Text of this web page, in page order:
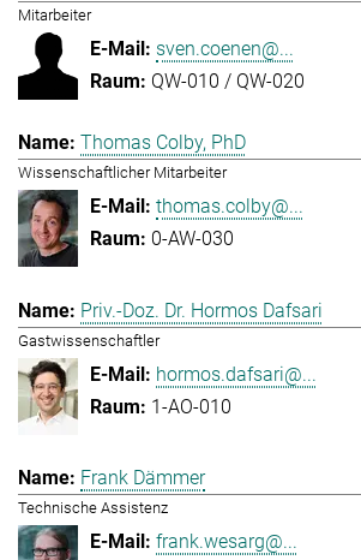
Mitarbeiter
sven.coenen@...
QW-010 / QW-020
Thomas Colby, PhD
Wissenschaftlicher Mitarbeiter
thomas.colby@...
0-AW-030
Priv.-Doz. Dr. Hormos Dafsari
Gastwissenschaftler
hormos.dafsari@...
1-AO-010
Frank Dämmer
Technische Assistenz
frank.wesarg@...